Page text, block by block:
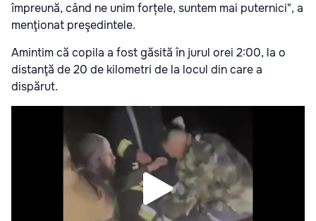
împreună, când ne unim forțele, suntem mai puternici", a
menţionat preşedintele.
Amintim că copila a fost găsită în jurul orei 2:00, la o
distanţă de 20 de kilometri de la locul din care a
dispărut.